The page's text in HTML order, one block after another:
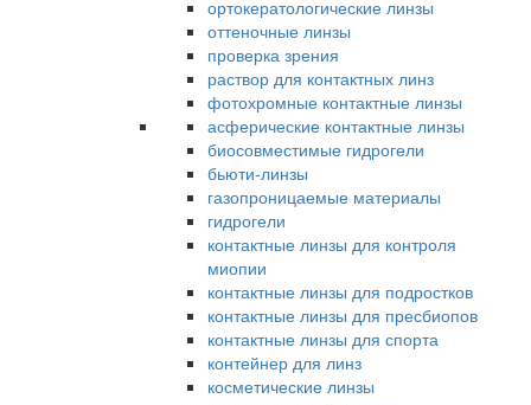
ортокератологические линзы
оттеночные линзы
проверка зрения
раствор для контактных линз
фотохромные контактные линзы
асферические контактные линзы
биосовместимые гидрогели
бьюти-линзы
газопроницаемые материалы
гидрогели
контактные линзы для контроля
миопии
контактные линзы для подростков
контактные линзы для пресбиопов
контактные линзы для спорта
контейнер для линз
косметические линзы